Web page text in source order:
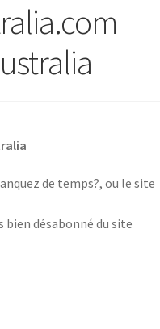
de temps?, ou le site
bien désabonné du site